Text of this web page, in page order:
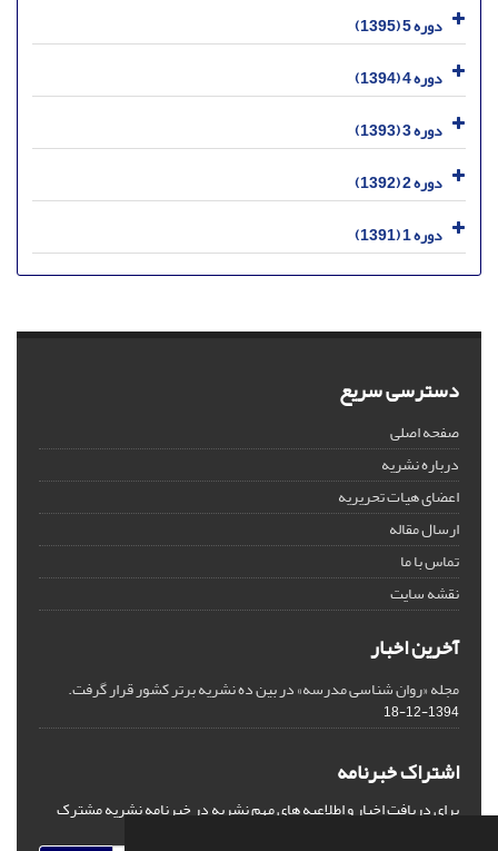
دوره 5 (1395)
دوره 4 (1394)
دوره 3 (1393)
دوره 2 (1392)
دوره 1 (1391)
دسترسی سریع
صفحه اصلی
درباره نشریه
اعضای هیات تحریریه
ارسال مقاله
تماس با ما
نقشه سایت
آخرین اخبار
مجله «روان شناسی مدرسه» در بین ده نشریه برتر کشور قرار گرفت.
1394-12-18
اشتراک خبرنامه
برای دریافت اخبار و اطلاعیه های مهم نشریه در خبرنامه نشریه مشترک